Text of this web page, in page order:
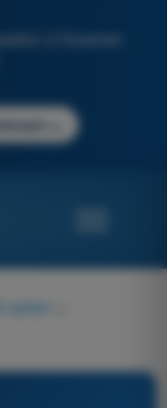
à l'examen